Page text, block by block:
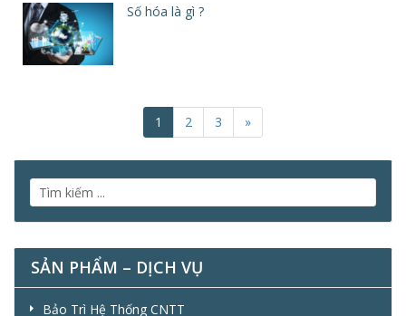
Số hóa là gì ?
1 2 3 »
SẢN PHẨM – DỊCH VỤ
Bảo Trì Hệ Thống CNTT